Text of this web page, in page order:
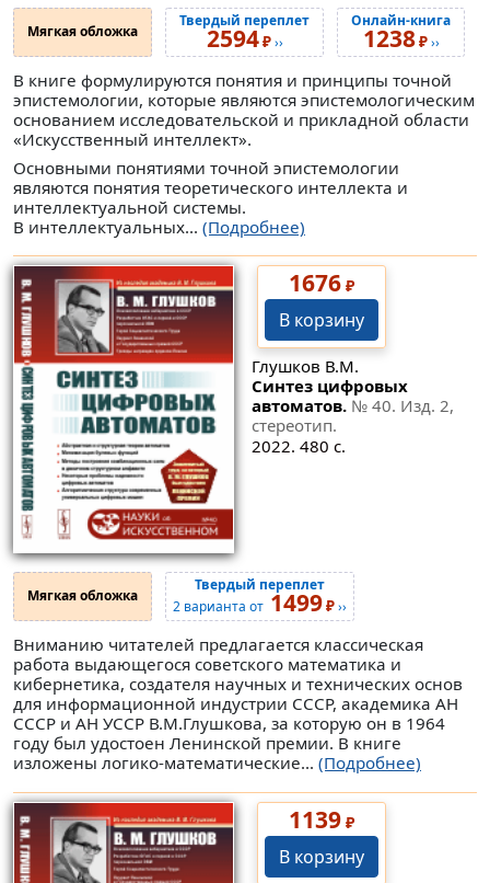
Мягкая обложка
Твердый переплет
2594₽››
Онлайн-книга
1238₽››
В книге формулируются понятия и принципы точной
эпистемологии, которые являются эпистемологическим
основанием исследовательской и прикладной области
«Искусственный интеллект».
Основными понятиями точной эпистемологии
являются понятия теоретического интеллекта и
интеллектуальной системы.
В интеллектуальных... (Подробнее)
1676₽
В корзину
Глушков В.М.
Синтез цифровых
автоматов. № 40. Изд. 2,
стереотип.
2022. 480 с.
Мягкая обложка
Твердый переплет
2 варианта от 1499₽››
Вниманию читателей предлагается классическая
работа выдающегося советского математика и
кибернетика, создателя научных и технических основ
для информационной индустрии СССР, академика АН
СССР и АН УССР В.М.Глушкова, за которую он в 1964
году был удостоен Ленинской премии. В книге
изложены логико-математические... (Подробнее)
1139₽
В корзину